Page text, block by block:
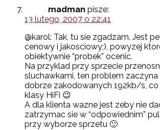
madman pisze:
13 lutego, 2007 o 22:41
@karol: Tak, tu sie zgadzam. Jest
cenowy i jakosciowy;), powyzej
obiektywnie “probek” ocenic.
Na przyklad przy sprzecie
sluchawkami, ten problem zaczyna
dobrze zakodowanych 192kb/s, co
klasy HiFi 😉
A dla klienta wazne jest zeby nie
zatrzymac sie w “odpowiednim”
przy wyborze sprzetu 🙂